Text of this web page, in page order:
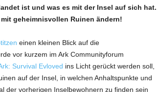
ist und was es mit der Insel auf sich hat.
geheimnisvollen Ruinen ändern!
einen kleinen Blick auf die
vor kurzem im Ark Communityforum
Survival Evloved ins Licht gerückt werden soll,
auf der Insel, in welchen Anhaltspunkte und
der vorherigen Inselbewohnern zu finden sein